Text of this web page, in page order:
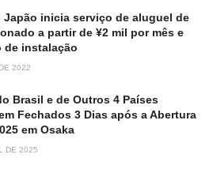
Japão inicia serviço de aluguel de
a partir de ¥2 mil por mês e
de instalação
2022
Brasil e de Outros 4 Países
Fechados 3 Dias após a Abertura
em Osaka
DE 2025